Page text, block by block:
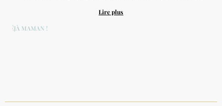
Lire plus
DÉJÀ MAMAN !